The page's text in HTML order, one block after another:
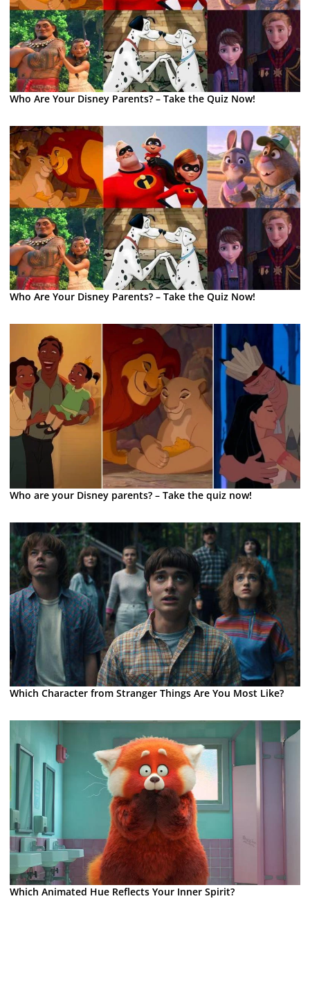
Who Are Your Disney Parents? – Take the Quiz Now!
Who Are Your Disney Parents? – Take the Quiz Now!
Who are your Disney parents? – Take the quiz now!
Which Character from Stranger Things Are You Most Like?
Which Animated Hue Reflects Your Inner Spirit?